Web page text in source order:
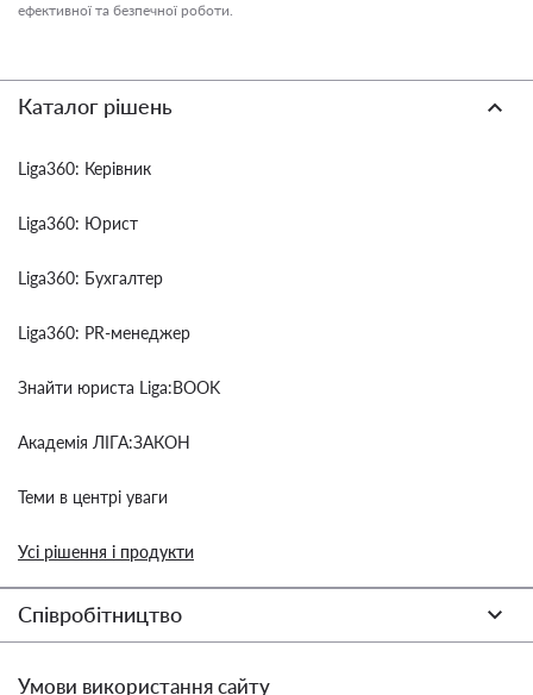
ефективної та безпечної роботи.
Каталог рішень
Liga360: Керівник
Liga360: Юрист
Liga360: Бухгалтер
Liga360: PR-менеджер
Знайти юриста Liga:BOOK
Академія ЛІГА:ЗАКОН
Теми в центрі уваги
Усі рішення і продукти
Співробітництво
Умови використання сайту